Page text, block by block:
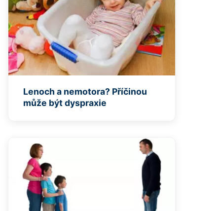
Lenoch a nemotora? Příčinou
může být dyspraxie